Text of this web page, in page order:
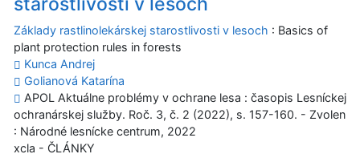
Základy rastlinolekárskej starostlivosti v lesoch : Basics of
plant protection rules in forests
Kunca Andrej
Golianová Katarína
APOL Aktuálne problémy v ochrane lesa : časopis Lesníckej
ochranárskej služby. Roč. 3, č. 2 (2022), s. 157-160. - Zvolen
: Národné lesnícke centrum, 2022
xcla - ČLÁNKY